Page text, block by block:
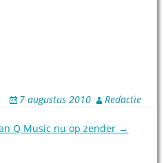
7 augustus 2010 Redactie
Q Music nu op zender →